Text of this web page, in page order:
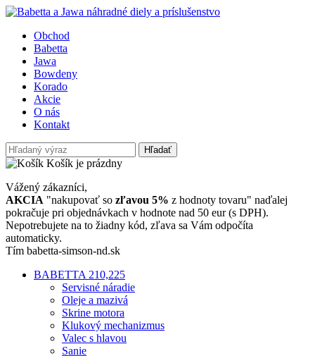
Obchod
Babetta
Jawa
Bowdeny
Korado
Akcie
O nás
Kontakt
Hľadať
Košík je prázdny
Vážený zákazníci,
AKCIA "nakupovať so zľavou 5% z hodnoty tovaru" naďalej
pokračuje pri objednávkach v hodnote nad 50 eur (s DPH).
Nepotrebujete na to žiadny kód, zľava sa Vám odpočíta
automaticky.
Tím babetta-simson-nd.sk
BABETTA 210,225
Servisné náradie
Oleje a mazivá
Skrine motora
Klukový mechanizmus
Valec s hlavou
Sanie